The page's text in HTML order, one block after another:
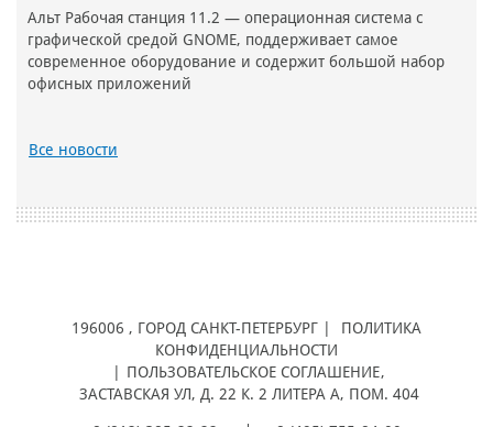
Альт Рабочая станция 11.2 — операционная система с
графической средой GNOME, поддерживает самое
современное оборудование и содержит большой набор
офисных приложений
Все новости
196006 , ГОРОД САНКТ-ПЕТЕРБУРГ |
ПОЛИТИКА
КОНФИДЕНЦИАЛЬНОСТИ
ПОЛЬЗОВАТЕЛЬСКОЕ СОГЛАШЕНИЕ,
ЗАСТАВСКАЯ УЛ, Д. 22 К. 2 ЛИТЕРА А, ПОМ. 404